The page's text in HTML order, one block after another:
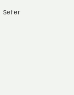
Sefer